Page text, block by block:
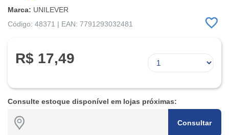
Marca: UNILEVER
Código: 48371 | EAN: 7791293032481
R$ 17,49
Consulte estoque disponível em lojas próximas:
Consultar